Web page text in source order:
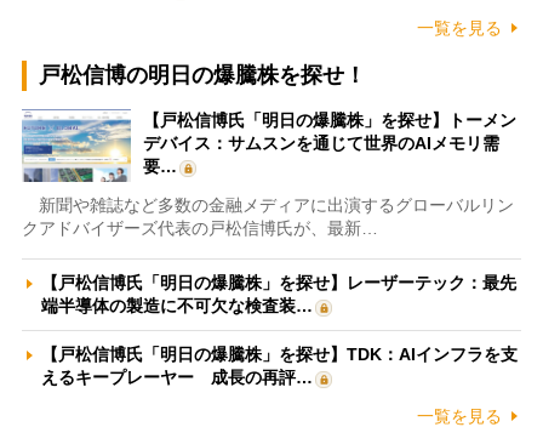
一覧を見る
戸松信博の明日の爆騰株を探せ！
【戸松信博氏「明日の爆騰株」を探せ】トーメン
デバイス：サムスンを通じて世界のAIメモリ需
要…
新聞や雑誌など多数の金融メディアに出演するグローバルリン
クアドバイザーズ代表の戸松信博氏が、最新…
【戸松信博氏「明日の爆騰株」を探せ】レーザーテック：最先
端半導体の製造に不可欠な検査装…
【戸松信博氏「明日の爆騰株」を探せ】TDK：AIインフラを支
えるキープレーヤー 成長の再評…
一覧を見る